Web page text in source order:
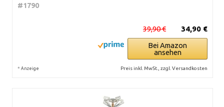
#1790
34,90 €
39,90 €
Bei Amazon
ansehen
* Anzeige Preis inkl. MwSt., zzgl. Versandkosten